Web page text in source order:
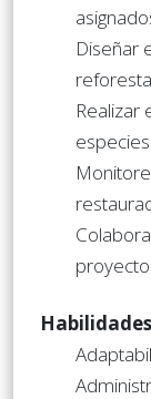
Diseñar
Realizar